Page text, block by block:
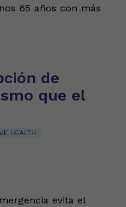
65 años con más
de
que el
HEALTH
evita el